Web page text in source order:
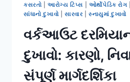
કસરતો |આરોગ્ય ટિપ્સ ઓર્થોપેડિક રોગ
સાંધાનો દુખાવો
સારવાર |સ્નાયુમાં દુખાવો
વર્કઆઉટ
દુખાવો: કારણો,
સંપૂર્ણ માર્ગદર્શિકા